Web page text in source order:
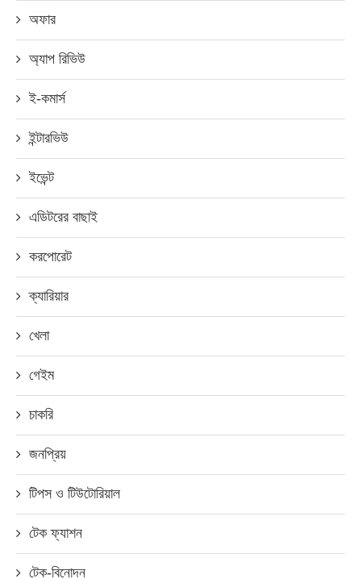
অফার
অ্যাপ রিভিউ
ই-কমার্স
ইন্টারভিউ
ইভেন্ট
এডিটরের বাছাই
করপোরেট
ক্যারিয়ার
খেলা
গেইম
চাকরি
জনপ্রিয়
টিপস ও টিউটোরিয়াল
টেক ফ্যাশন
টেক-বিনোদন